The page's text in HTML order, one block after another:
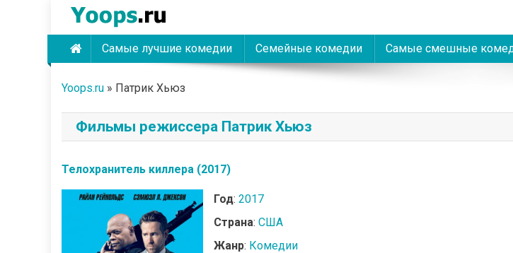
Skip
content
Yoops Самые лучшие комедии Семейные комедии Самые смешные
Yoops.ru » Патрик Хьюз
Фильмы режиссера Патрик Хьюз
Телохранитель киллера (2017)
Год: 2017
Страна: США
Жанр: Комедии